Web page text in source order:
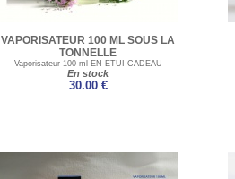
VAPORISATEUR 100 ML SOUS LA
TONNELLE
Vaporisateur 100 ml EN ETUI CADEAU
En stock
30.00 €